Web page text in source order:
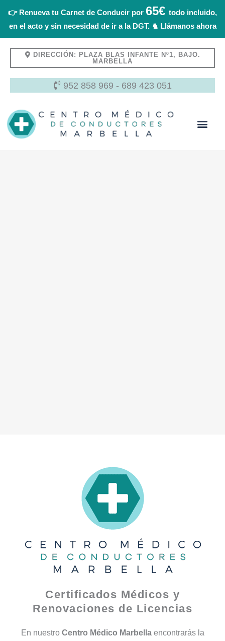
👉 Renueva tu Carnet de Conducir por 65€ todo incluido,
en el acto y sin necesidad de ir a la DGT. ♞ Llámanos ahora
DIRECCIÓN: PLAZA BLAS INFANTE Nº1, BAJO.
MARBELLA
952 858 969 - 689 423 051
Certificados Médicos y
Renovaciones de Licencias
En nuestro Centro Médico Marbellaencontrarás la